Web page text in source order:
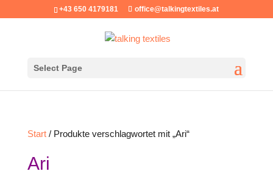
+43 650 4179181 office@talkingtextiles.at
Select Page
Start/ Produkte verschlagwortet mit „Ari“
Ari